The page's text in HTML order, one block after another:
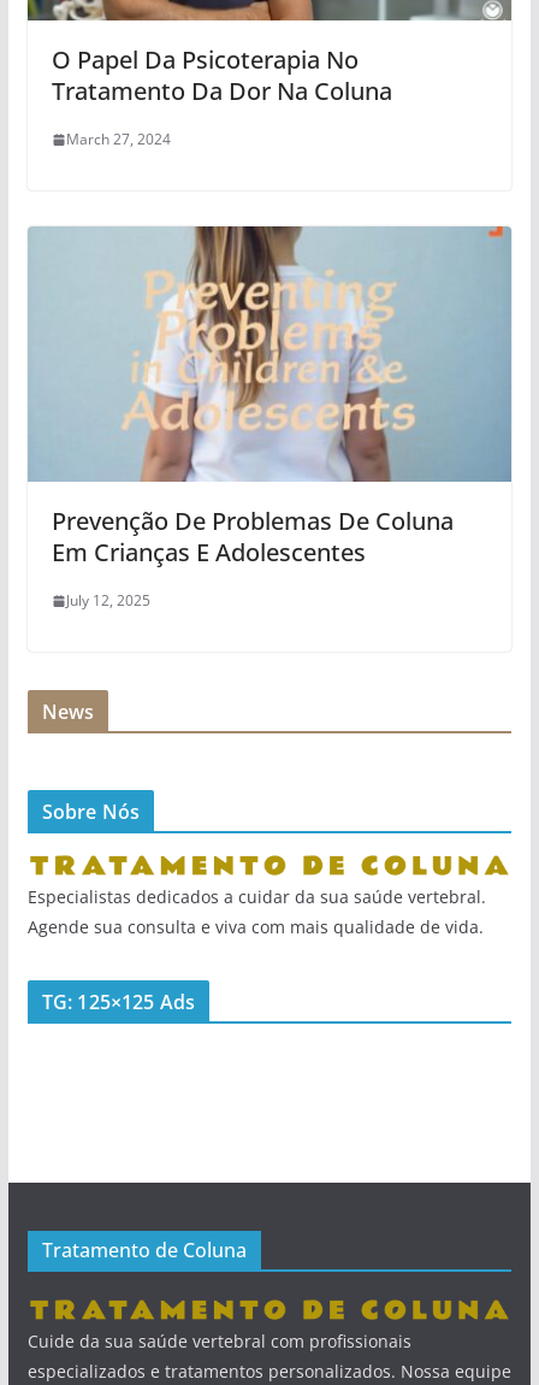
O Papel Da Psicoterapia No
Tratamento Da Dor Na Coluna
March 27, 2024
Prevenção De Problemas De Coluna
Em Crianças E Adolescentes
July 12, 2025
News
Sobre Nós
Especialistas dedicados a cuidar da sua saúde vertebral.
Agende sua consulta e viva com mais qualidade de vida.
TG: 125×125 Ads
Tratamento de Coluna
Cuide da sua saúde vertebral com profissionais
especializados e tratamentos personalizados. Nossa equipe